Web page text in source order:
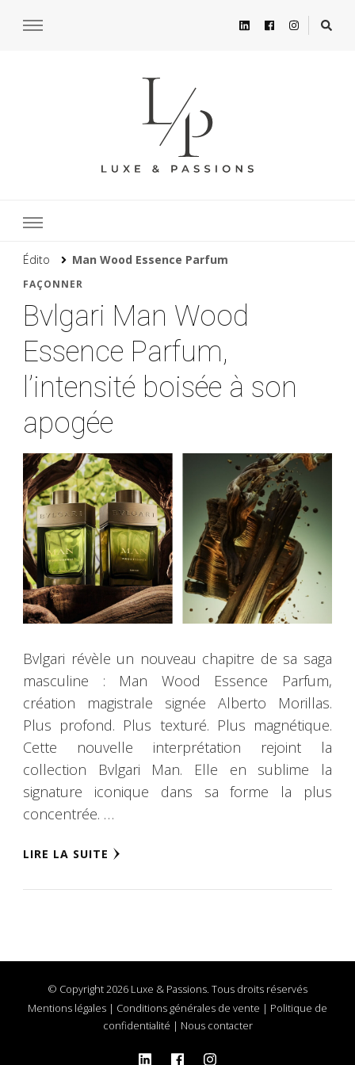
Édito Man Wood Essence Parfum
FAÇONNER
Bvlgari Man Wood
Essence Parfum,
l’intensité boisée à son
apogée
Bvlgari révèle un nouveau chapitre de sa saga
masculine : Man Wood Essence Parfum,
création magistrale signée Alberto Morillas.
Plus profond. Plus texturé. Plus magnétique.
Cette nouvelle interprétation rejoint la
collection Bvlgari Man. Elle en sublime la
signature iconique dans sa forme la plus
concentrée. …
LIRE LA SUITE
© Copyright 2026 Luxe & Passions. Tous droits réservés
Mentions légales | Conditions générales de vente | Politique de
confidentialité | Nous contacter